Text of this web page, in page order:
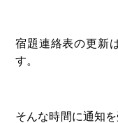
宿題連絡表の更新
す。
そんな時間に通知